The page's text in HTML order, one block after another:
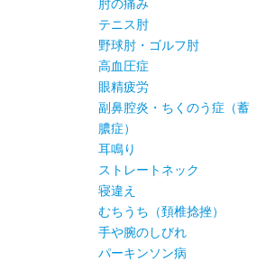
肘の痛み
テニス肘
野球肘・ゴルフ肘
高血圧症
眼精疲労
副鼻腔炎・ちくのう症（蓄
膿症）
耳鳴り
ストレートネック
寝違え
むちうち（頚椎捻挫）
手や腕のしびれ
パーキンソン病